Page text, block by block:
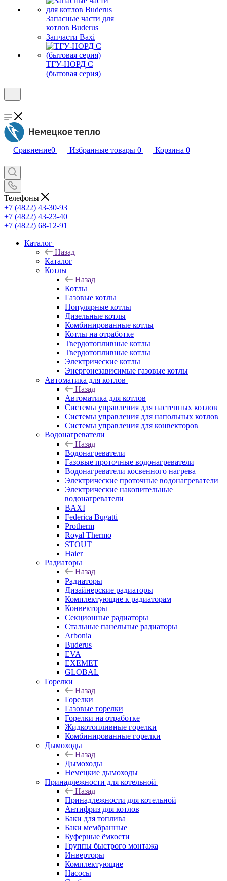
Запасные части для
котлов Buderus
Запчасти Baxi
ТГУ-НОРД С
(бытовая серия)
Сравнение0 Избранные товары 0 Корзина 0
Телефоны
+7 (4822) 43-30-93
+7 (4822) 43-23-40
+7 (4822) 68-12-91
Каталог
Назад
Каталог
Котлы
Назад
Котлы
Газовые котлы
Популярные котлы
Дизельные котлы
Комбинированные котлы
Котлы на отработке
Твердотопливные котлы
Твердотопливные котлы
Электрические котлы
Энергонезависимые газовые котлы
Автоматика для котлов
Назад
Автоматика для котлов
Системы управления для настенных котлов
Системы управления для напольных котлов
Системы управления для конвекторов
Водонагреватели
Назад
Водонагреватели
Газовые проточные водонагреватели
Водонагреватели косвенного нагрева
Электрические проточные водонагреватели
Электрические накопительные
водонагреватели
BAXI
Federica Bugatti
Protherm
Royal Thermo
STOUT
Haier
Радиаторы
Назад
Радиаторы
Дизайнерские радиаторы
Комплектующие к радиаторам
Конвекторы
Секционные радиаторы
Стальные панельные радиаторы
Arbonia
Buderus
EVA
EXEMET
GLOBAL
Горелки
Назад
Горелки
Газовые горелки
Горелки на отработке
Жидкотопливные горелки
Комбинированные горелки
Дымоходы
Назад
Дымоходы
Немецкие дымоходы
Принадлежности для котельной
Назад
Принадлежности для котельной
Антифриз для котлов
Баки для топлива
Баки мембранные
Буферные ёмкости
Группы быстрого монтажа
Инверторы
Комплектующие
Насосы